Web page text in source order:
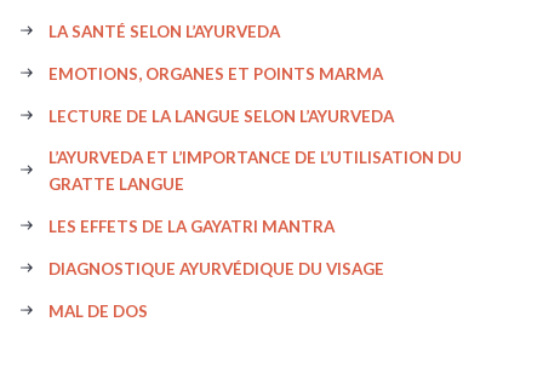
LA SANTÉ SELON L’AYURVEDA
EMOTIONS, ORGANES ET POINTS MARMA
LECTURE DE LA LANGUE SELON L’AYURVEDA
L’AYURVEDA ET L’IMPORTANCE DE L’UTILISATION DU
GRATTE LANGUE
LES EFFETS DE LA GAYATRI MANTRA
DIAGNOSTIQUE AYURVÉDIQUE DU VISAGE
MAL DE DOS